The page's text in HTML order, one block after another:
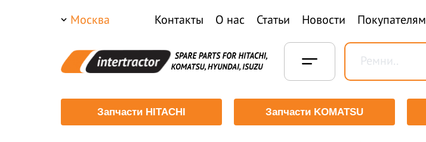
Москва Контакты О нас Статьи Новости Покупателям
Запчасти HITACHI Запчасти KOMATSU